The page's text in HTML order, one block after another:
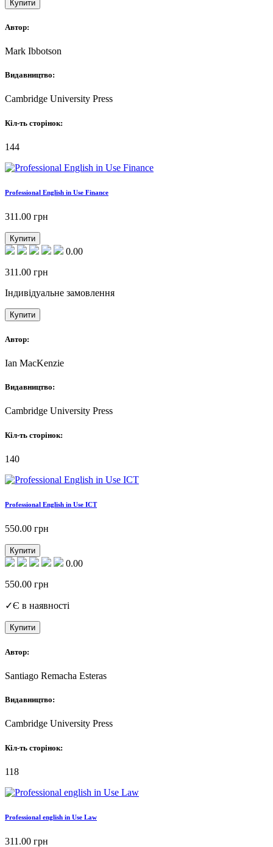
Купити
Автор:
Mark Ibbotson
Видавництво:
Cambridge University Press
Кіл-ть сторінок:
144
Professional English in Use Finance
311.00 грн
Купити
0.00
311.00 грн
Індивідуальне замовлення
Купити
Автор:
Ian MacKenzie
Видавництво:
Cambridge University Press
Кіл-ть сторінок:
140
Professional English in Use ICT
550.00 грн
Купити
0.00
550.00 грн
✓Є в наявності
Купити
Автор:
Santiago Remacha Esteras
Видавництво:
Cambridge University Press
Кіл-ть сторінок:
118
Professional english in Use Law
311.00 грн